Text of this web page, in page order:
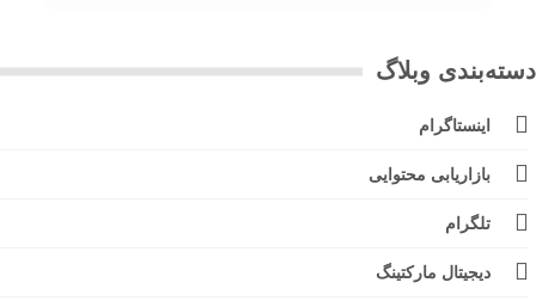
وبلاگ
اینستاگرام
بازاریابی محتوایی
تلگرام
دیجیتال مارکتینگ